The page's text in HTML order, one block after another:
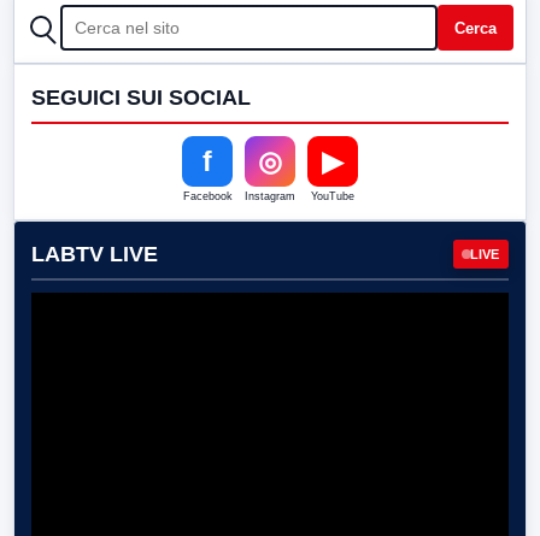
CERCA Cerca
SEGUICI SUI SOCIAL
f
Facebook
◎
Instagram
▶
YouTube
LABTV LIVE LIVE